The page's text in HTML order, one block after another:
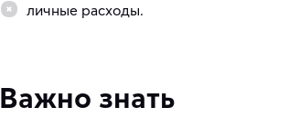
личные расходы.
Важно знать